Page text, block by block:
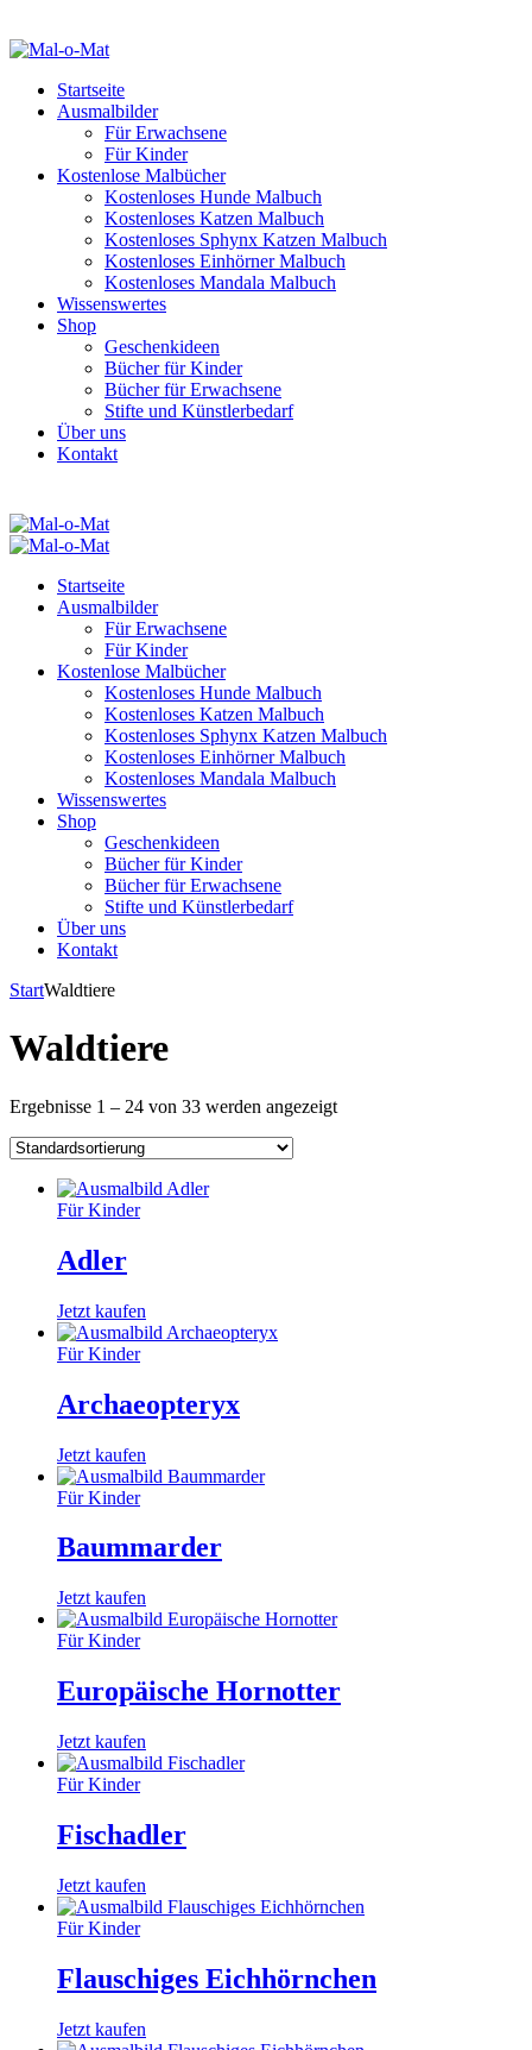
Startseite
Ausmalbilder
Für Erwachsene
Für Kinder
Kostenlose Malbücher
Kostenloses Hunde Malbuch
Kostenloses Katzen Malbuch
Kostenloses Sphynx Katzen Malbuch
Kostenloses Einhörner Malbuch
Kostenloses Mandala Malbuch
Wissenswertes
Shop
Geschenkideen
Bücher für Kinder
Bücher für Erwachsene
Stifte und Künstlerbedarf
Über uns
Kontakt
Startseite
Ausmalbilder
Für Erwachsene
Für Kinder
Kostenlose Malbücher
Kostenloses Hunde Malbuch
Kostenloses Katzen Malbuch
Kostenloses Sphynx Katzen Malbuch
Kostenloses Einhörner Malbuch
Kostenloses Mandala Malbuch
Wissenswertes
Shop
Geschenkideen
Bücher für Kinder
Bücher für Erwachsene
Stifte und Künstlerbedarf
Über uns
Kontakt
StartWaldtiere
Waldtiere
Ergebnisse 1 – 24 von 33 werden angezeigt
Für Kinder
Adler
Jetzt kaufen
Für Kinder
Archaeopteryx
Jetzt kaufen
Für Kinder
Baummarder
Jetzt kaufen
Für Kinder
Europäische Hornotter
Jetzt kaufen
Für Kinder
Fischadler
Jetzt kaufen
Für Kinder
Flauschiges Eichhörnchen
Jetzt kaufen